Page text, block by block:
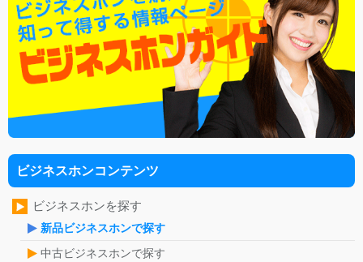
ビジネスホンコンテンツ
ビジネスホンを探す
新品ビジネスホンで探す
中古ビジネスホンで探す